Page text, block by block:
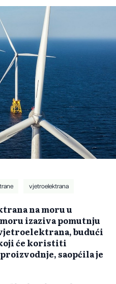
vjetroelektrana
na moru u
izaziva pomutnju
budući
će koristiti
saopćila je